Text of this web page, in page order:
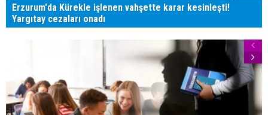
Erzurum'da Kürekle işlenen vahşette karar kesinleşti!
Yargıtay cezaları onadı